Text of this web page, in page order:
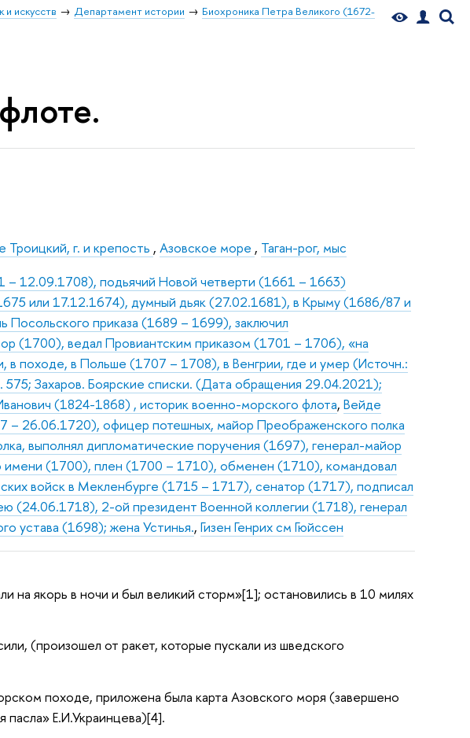
искусств Департамент истории
Биохроника Петра Великого (1672-
Троицкий, г. и крепость ,Азовское море , Таган-рог, мыс
– 12.09.1708), подьячий Новой четверти (1661 – 1663)
или 17.12.1674), думный дьяк (27.02.1681), в Крыму (1686/87 и
Посольского приказа (1689 – 1699), заключил
(1700), ведал Провиантским приказом (1701 – 1706), «на
в походе, в Польше (1707 – 1708), в Венгрии, где и умер (Источн.:
Захаров. Боярские списки. (Дата обращения 29.04.2021);
(1824-1868) , историк военно-морского флота,Вейде
26.06.1720), офицер потешных, майор Преображенского полка
выполнял дипломатические поручения (1697), генерал-майор
имени (1700), плен (1700 – 1710), обменен (1710), командовал
войск в Мекленбурге (1715 – 1717), сенатор (1717), подписал
(24.06.1718), 2-ой президент Военной коллегии (1718), генерал
устава (1698); жена Устинья.,Гизен Генрих см Гюйссен
на якорь в ночи и был великий сторм»[1]; остановились в 10 милях
(произошел от ракет, которые пускали из шведского
походе, приложена была карта Азовского моря (завершено
Е.И.Украинцева)[4].